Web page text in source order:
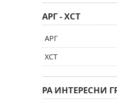
АРГ - ХСТ
АРГ
ХСТ
РА ИНТЕРЕСНИ